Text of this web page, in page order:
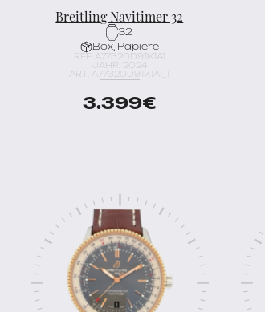
Breitling Navitimer 32
32
Box, Papiere
REF. A77320D91K1A1
JAHR: 2024
ART. A77320D91K1A1_1
3.399€